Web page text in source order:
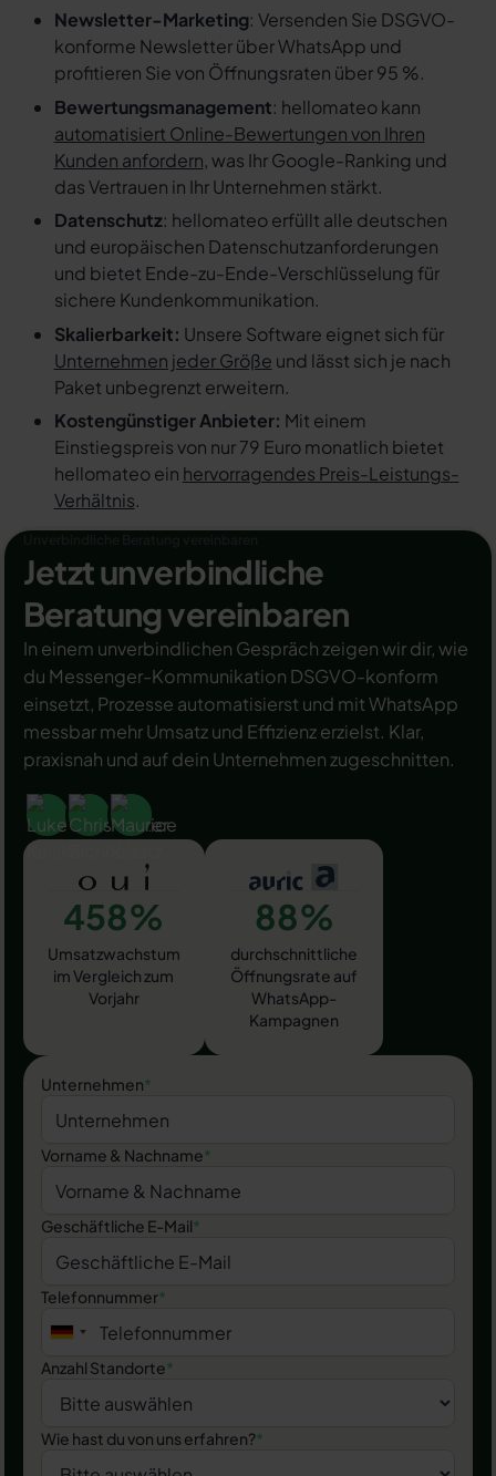
Newsletter-Marketing: Versenden Sie DSGVO-
konforme Newsletter über WhatsApp und
profitieren Sie von Öffnungsraten über 95 %.
Bewertungsmanagement: hellomateo kann
automatisiert Online-Bewertungen von Ihren
Kunden anfordern, was Ihr Google-Ranking und
das Vertrauen in Ihr Unternehmen stärkt.
Datenschutz: hellomateo erfüllt alle deutschen
und europäischen Datenschutzanforderungen
und bietet Ende-zu-Ende-Verschlüsselung für
sichere Kundenkommunikation.
Skalierbarkeit: Unsere Software eignet sich für
Unternehmen jeder Größe und lässt sich je nach
Paket unbegrenzt erweitern.
Kostengünstiger Anbieter: Mit einem
Einstiegspreis von nur 79 Euro monatlich bietet
hellomateo ein hervorragendes Preis-Leistungs-
Verhältnis.
Jetzt unverbindliche
Beratung vereinbaren
In einem unverbindlichen Gespräch zeigen wir dir, wie
du Messenger-Kommunikation DSGVO-konform
einsetzt, Prozesse automatisierst und mit WhatsApp
messbar mehr Umsatz und Effizienz erzielst. Klar,
praxisnah und auf dein Unternehmen zugeschnitten.
458%
Umsatzwachstum
im Vergleich zum
Vorjahr
88%
durchschnittliche
Öffnungsrate auf
WhatsApp-
Kampagnen
Unternehmen*
Vorname & Nachname*
Geschäftliche E-Mail*
Telefonnummer*
Anzahl Standorte*
Wie hast du von uns erfahren?*